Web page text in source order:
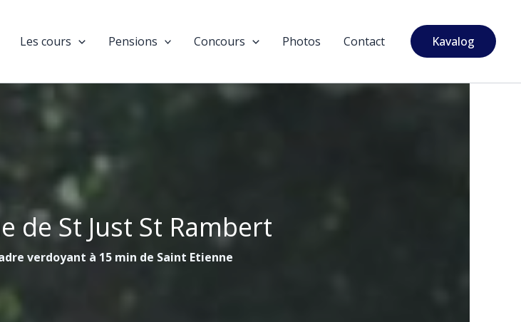
Les cours Pensions Concours Photos Contact Kavalog
de St Just St Rambert
verdoyant à 15 min de Saint Etienne